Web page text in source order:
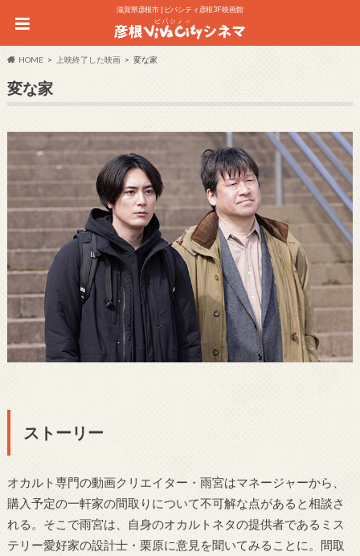
滋賀県彦根市 | ビバシティ彦根3F 映画館
HOME 上映終了した映画 変な家
変な家
ストーリー
オカルト専門の動画クリエイター・雨宮はマネージャーから、
購入予定の一軒家の間取りについて不可解な点があると相談さ
れる。そこで雨宮は、自身のオカルトネタの提供者であるミス
テリー愛好家の設計士・栗原に意見を聞いてみることに。間取